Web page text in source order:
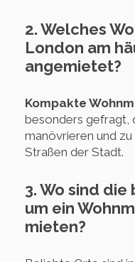
2. Welches
London am
angemietet?
Kompakte
besonders gefragt,
manövrieren und
Straßen der Stadt.
3. Wo sind
um ein
mieten?